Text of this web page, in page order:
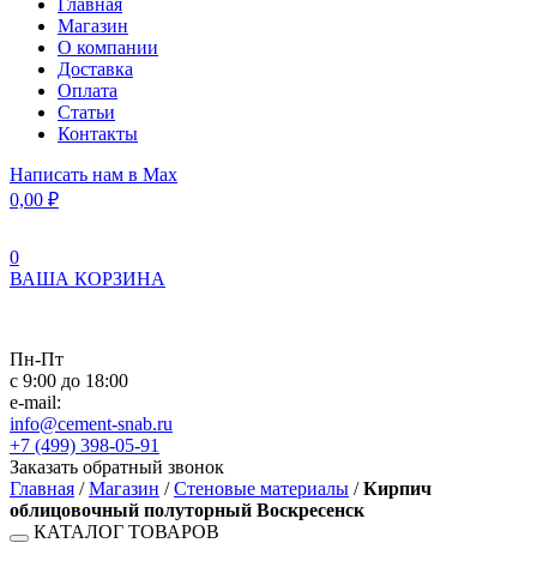
Главная
Магазин
О компании
Доставка
Оплата
Статьи
Контакты
Написать нам в Max
0,00 ₽
0
ВАША КОРЗИНА
Пн-Пт
с 9:00 до 18:00
e-mail:
info@cement-snab.ru
+7 (499) 398-05-91
Заказать обратный звонок
Главная /Магазин /Стеновые материалы /Кирпич
облицовочный полуторный Воскресенск
КАТАЛОГ ТОВАРОВ